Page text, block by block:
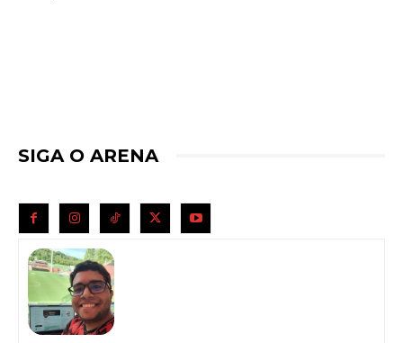
SIGA O ARENA